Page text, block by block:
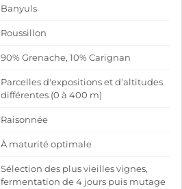
Banyuls
Roussillon
90% Grenache, 10% Carignan
Parcelles d'expositions et d'altitudes
différentes (0 à 400 m)
Raisonnée
À maturité optimale
Sélection des plus vieilles vignes,
fermentation de 4 jours puis mutage